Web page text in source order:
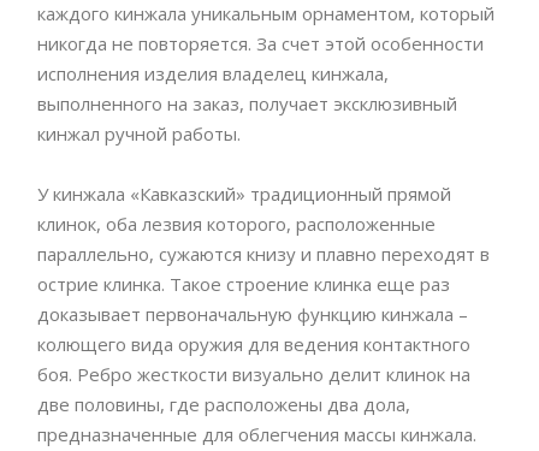
каждого кинжала уникальным орнаментом, который
никогда не повторяется. За счет этой особенности
исполнения изделия владелец кинжала,
выполненного на заказ, получает эксклюзивный
кинжал ручной работы.
У кинжала «Кавказский» традиционный прямой
клинок, оба лезвия которого, расположенные
параллельно, сужаются книзу и плавно переходят в
острие клинка. Такое строение клинка еще раз
доказывает первоначальную функцию кинжала –
колющего вида оружия для ведения контактного
боя. Ребро жесткости визуально делит клинок на
две половины, где расположены два дола,
предназначенные для облегчения массы кинжала.